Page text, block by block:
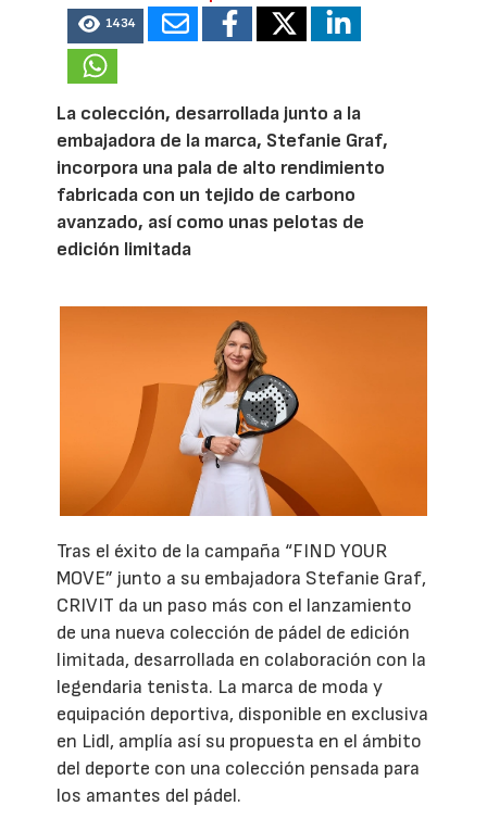
1434
La colección, desarrollada junto a la
embajadora de la marca, Stefanie Graf,
incorpora una pala de alto rendimiento
fabricada con un tejido de carbono
avanzado, así como unas pelotas de
edición limitada
Tras el éxito de la campaña “FIND YOUR
MOVE” junto a su embajadora Stefanie Graf,
CRIVIT da un paso más con el lanzamiento
de una nueva colección de pádel de edición
limitada, desarrollada en colaboración con la
legendaria tenista. La marca de moda y
equipación deportiva, disponible en exclusiva
en Lidl, amplía así su propuesta en el ámbito
del deporte con una colección pensada para
los amantes del pádel.